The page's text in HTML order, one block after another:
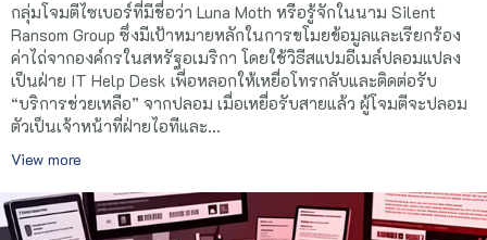
กลุ่มโจมตีไซเบอร์ที่มีชื่อว่า Luna Moth หรือรู้จักในนาม Silent
Ransom Group ซึ่งมีเป้าหมายหลักในการขโมยข้อมูลและเรียกร้อง
ค่าไถ่จากองค์กรในสหรัฐอเมริกา โดยใช้วิธีสแปมอีเมล์ปลอมแปลง
เป็นฝ่าย IT Help Desk เพื่อหลอกให้เหยื่อโทรกลับและติดต่อรับ
“บริการช่วยเหลือ” จากปลอม เมื่อเหยื่อรับสายแล้ว ผู้โจมตีจะปลอม
ตัวเป็นเจ้าหน้าที่ฝ่ายไอทีและ...
View more